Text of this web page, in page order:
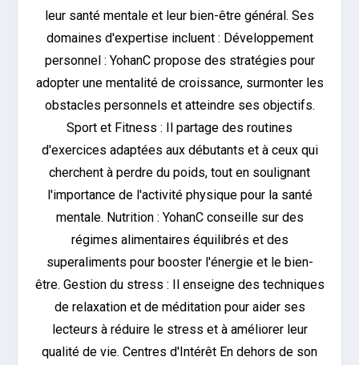
leur santé mentale et leur bien-être général. Ses
domaines d'expertise incluent : Développement
personnel : YohanC propose des stratégies pour
adopter une mentalité de croissance, surmonter les
obstacles personnels et atteindre ses objectifs.
Sport et Fitness : Il partage des routines
d'exercices adaptées aux débutants et à ceux qui
cherchent à perdre du poids, tout en soulignant
l'importance de l'activité physique pour la santé
mentale. Nutrition : YohanC conseille sur des
régimes alimentaires équilibrés et des
superaliments pour booster l'énergie et le bien-
être. Gestion du stress : Il enseigne des techniques
de relaxation et de méditation pour aider ses
lecteurs à réduire le stress et à améliorer leur
qualité de vie. Centres d'Intérêt En dehors de son